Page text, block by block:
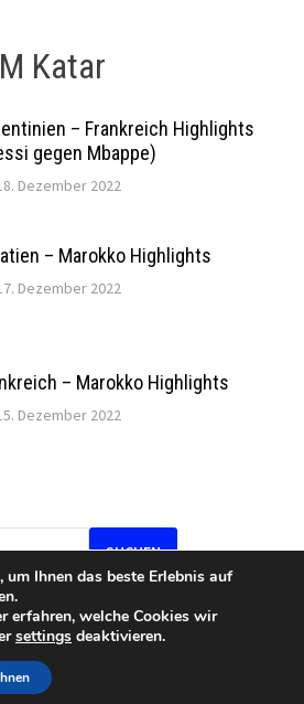
Katar
– Frankreich Highlights
gegen Mbappe)
Dezember 2022
– Marokko Highlights
Dezember 2022
– Marokko Highlights
Dezember 2022
SUCHEN
Ihnen das beste Erlebnis auf
erfahren, welche Cookies wir
settings deaktivieren.